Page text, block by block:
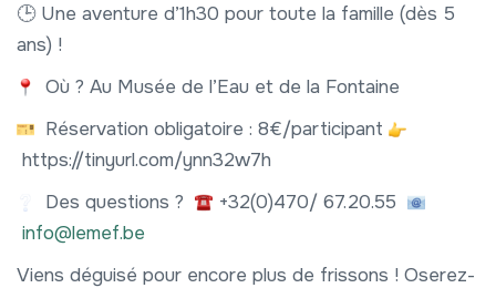
🕒 Une aventure d’1h30 pour toute la famille (dès 5
ans) !
Où ? Au Musée de l’Eau et de la Fontaine
Réservation obligatoire : 8€/participant
https://tinyurl.com/ynn32w7h
Des questions ?
+32(0)470/ 67.20.55
info@lemef.be
Viens déguisé pour encore plus de frissons ! Oserez-